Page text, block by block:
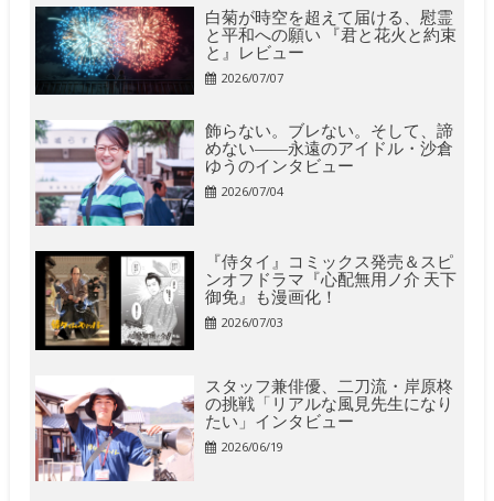
白菊が時空を超えて届ける、慰霊
と平和への願い 『君と花火と約束
と』レビュー
2026/07/07
飾らない。ブレない。そして、諦
めない――永遠のアイドル・沙倉
ゆうのインタビュー
2026/07/04
『侍タイ』コミックス発売＆スピ
ンオフドラマ『心配無用ノ介 天下
御免』も漫画化！
2026/07/03
スタッフ兼俳優、二刀流・岸原柊
の挑戦「リアルな風見先生になり
たい」インタビュー
2026/06/19